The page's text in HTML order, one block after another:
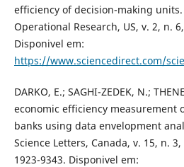
efficiency of decision-making
Operational Research, US, v. 2, n.
Disponivel em:
https://www.sciencedirect.com/
DARKO, E.; SAGHI-ZEDEK, N.;
economic efficiency measurement
banks using data envelopment
Science Letters, Canada, v. 15, n.
1923-9343. Disponivel em: